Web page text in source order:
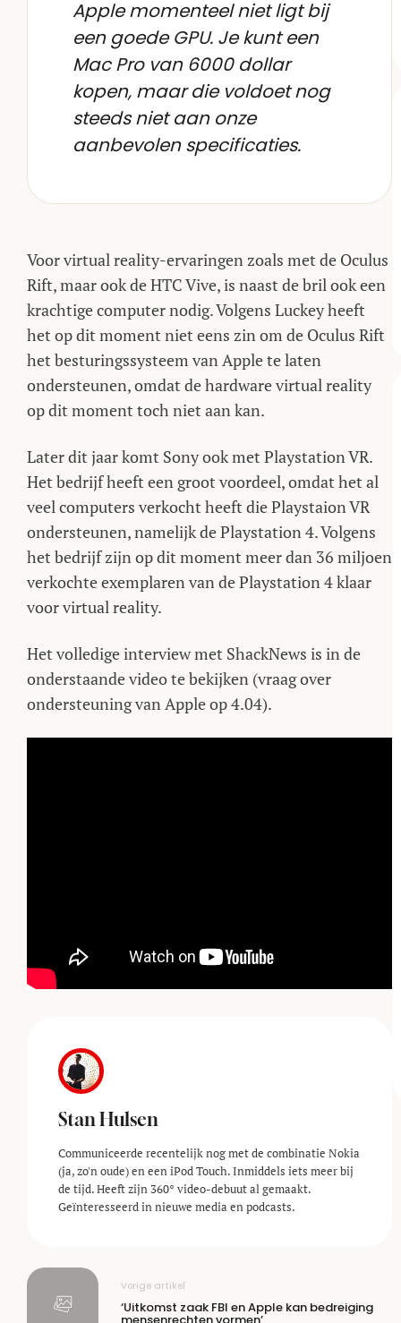
Apple momenteel niet ligt bij
een goede GPU. Je kunt een
Mac Pro van 6000 dollar
kopen, maar die voldoet nog
steeds niet aan onze
aanbevolen specificaties.
Voor virtual reality-ervaringen zoals met de Oculus
Rift, maar ook de HTC Vive, is naast de bril ook een
krachtige computer nodig. Volgens Luckey heeft
het op dit moment niet eens zin om de Oculus Rift
het besturingssysteem van Apple te laten
ondersteunen, omdat de hardware virtual reality
op dit moment toch niet aan kan.
Later dit jaar komt Sony ook met Playstation VR.
Het bedrijf heeft een groot voordeel, omdat het al
veel computers verkocht heeft die Playstaion VR
ondersteunen, namelijk de Playstation 4. Volgens
het bedrijf zijn op dit moment meer dan 36 miljoen
verkochte exemplaren van de Playstation 4 klaar
voor virtual reality.
Het volledige interview met ShackNews is in de
onderstaande video te bekijken (vraag over
ondersteuning van Apple op 4.04).
Stan Hulsen
Communiceerde recentelijk nog met de combinatie Nokia
(ja, zo'n oude) en een iPod Touch. Inmiddels iets meer bij
de tijd. Heeft zijn 360° video-debuut al gemaakt.
Geïnteresseerd in nieuwe media en podcasts.
Vorige artikel
‘Uitkomst zaak FBI en Apple kan bedreiging